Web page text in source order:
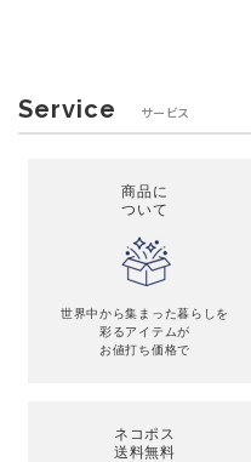
Service サービス
商品に
ついて
世界中から集まった暮らしを
彩るアイテムが
お値打ち価格で
ネコポス
送料無料